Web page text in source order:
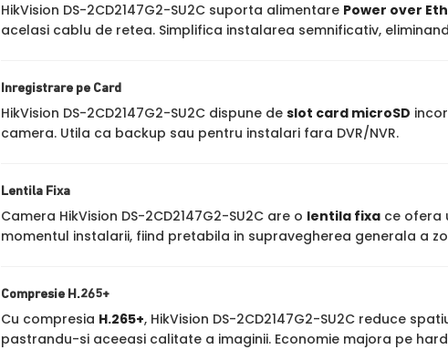
HikVision DS-2CD2147G2-SU2C suporta alimentare Power over
acelasi cablu de retea. Simplifica instalarea semnificativ,
Inregistrare pe Card
HikVision DS-2CD2147G2-SU2C dispune de slot card microSD
camera. Utila ca backup sau pentru instalari fara DVR/NVR.
Lentila Fixa
Camera HikVision DS-2CD2147G2-SU2C are o lentila fixa ce ofera
momentul instalarii, fiind pretabila in supravegherea generala a
Compresie H.265+
Cu compresia H.265+, HikVision DS-2CD2147G2-SU2C reduce
pastrandu-si aceeasi calitate a imaginii. Economie majora pe